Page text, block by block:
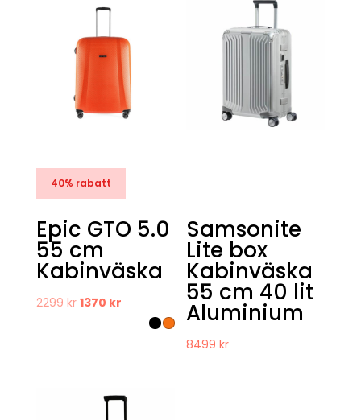
40% rabatt
Epic GTO 5.0
55 cm
Kabinväska
2299kr Det
1370 krDet
nuvarande
Samsonite
Lite box
Kabinväska
55 cm 40 lit
Aluminium
8499kr